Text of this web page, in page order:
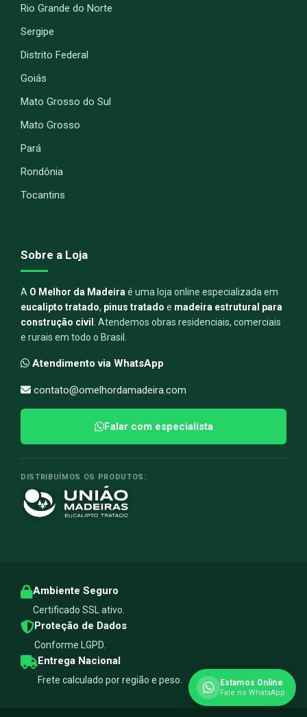
Rio Grande do Norte
Sergipe
Distrito Federal
Goiás
Mato Grosso do Sul
Mato Grosso
Pará
Rondônia
Tocantins
Sobre a Loja
A O Melhor da Madeira é uma loja online especializada em
eucalipto tratado, pinus tratado e madeira estrutural para
construção civil
. Atendemos obras residenciais, comerciais
e rurais em todo o Brasil.
Atendimento via WhatsApp
contato@omelhordamadeira.com
Falar com especialista
DISTRIBUÍMOS OS PRODUTOS:
Ambiente Seguro
Certificado SSL ativo.
Proteção de Dados
Conforme LGPD.
Entrega Nacional
Frete calculado por região e peso. Estamos Online
Fale no WhatsApp